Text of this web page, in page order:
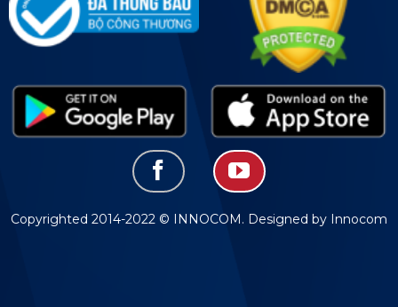
Copyrighted 2014-2022 © INNOCOM. Designed by Innocom